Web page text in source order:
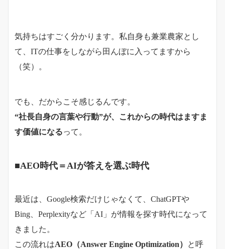
気持ちはすごく分かります。私自身も兼業農家とし
て、ITの仕事をしながら田んぼに入ってますから
（笑）。
でも、だからこそ感じるんです。
“社長自身の言葉や行動”が、これからの時代はますま
す価値になるって。
■AEO時代＝AIが答えを選ぶ時代
最近は、Google検索だけじゃなくて、ChatGPTや
Bing、Perplexityなど「AI」が情報を探す時代になって
きました。
この流れはAEO（Answer Engine Optimization）
と呼